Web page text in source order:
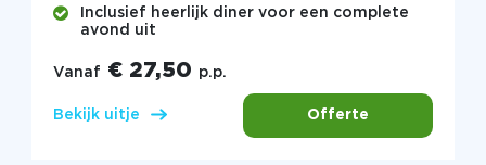
Inclusief heerlijk diner voor een complete
avond uit
Vanaf € 27,50 p.p.
Bekijk uitje Offerte